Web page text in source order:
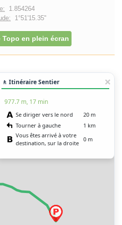
1.854264
1°51'15.35"
en plein écran
🚶 Itinéraire Sentier
977.7 m, 17 min
Se diriger vers le nord
20 m
Tourner à gauche
1 km
Vous êtes arrivé à votre
destination, sur la droite
0 m